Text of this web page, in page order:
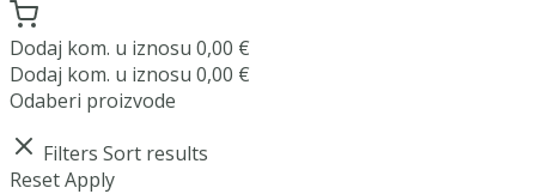
Dodaj kom. u iznosu 0,00 €
Dodaj kom. u iznosu 0,00 €
Odaberi proizvode
Filters Sort results
ResetApply